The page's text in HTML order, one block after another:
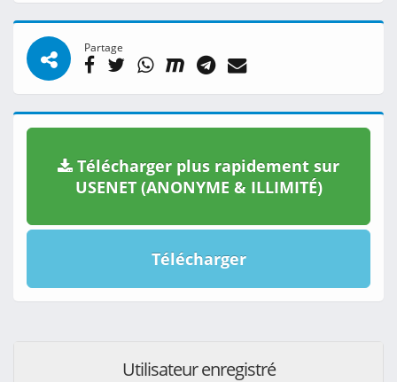
Partage
Télécharger plus rapidement sur
USENET (ANONYME & ILLIMITÉ)
Télécharger
Utilisateur enregistré